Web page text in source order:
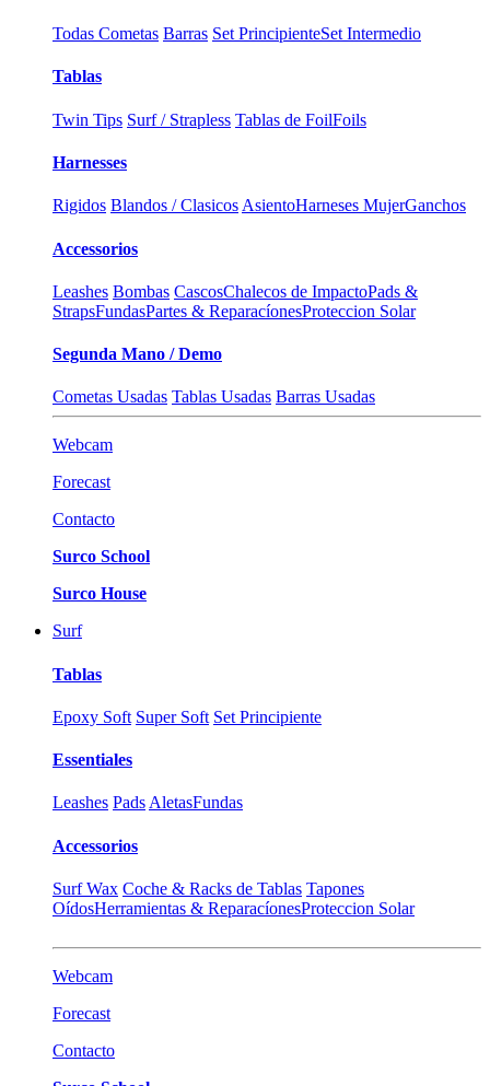
Todas Cometas Barras Set PrincipienteSet Intermedio
Tablas
Twin Tips Surf / Strapless Tablas de FoilFoils
Harnesses
Rigidos Blandos / Clasicos AsientoHarneses MujerGanchos
Accessorios
Leashes Bombas CascosChalecos de ImpactoPads &
StrapsFundasPartes & ReparacíonesProteccion Solar
Segunda Mano / Demo
Cometas Usadas Tablas Usadas Barras Usadas
Webcam
Forecast
Contacto
Surco School
Surco House
Surf
Tablas
Epoxy Soft Super Soft Set Principiente
Essentiales
Leashes Pads AletasFundas
Accessorios
Surf Wax Coche & Racks de Tablas Tapones
OídosHerramientas & ReparacíonesProteccion Solar
Webcam
Forecast
Contacto